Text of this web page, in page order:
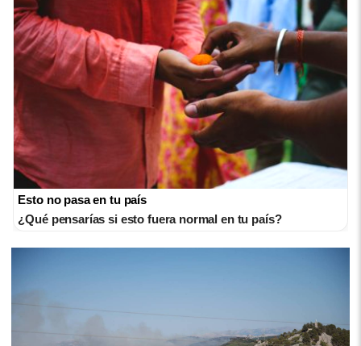
Esto no pasa en tu país
¿Qué pensarías si esto fuera normal en tu país?